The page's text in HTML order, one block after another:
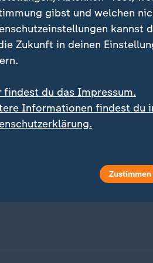
an Regierung
Verbände fordern
und
gibst und welchen
kannst
Zukunft in deinen
findest du das Impressum.
Informationen findest du
Zustimmen